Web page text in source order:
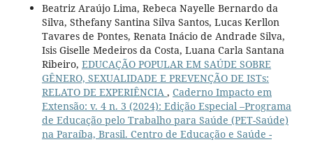
Beatriz Araújo Lima, Rebeca Nayelle Bernardo da
Silva, Sthefany Santina Silva Santos, Lucas Kerllon
Tavares de Pontes, Renata Inácio de Andrade Silva,
Isis Giselle Medeiros da Costa, Luana Carla Santana
Ribeiro, EDUCAÇÃO POPULAR EM SAÚDE SOBRE
GÊNERO, SEXUALIDADE E PREVENÇÃO DE ISTs:
RELATO DE EXPERIÊNCIA , Caderno Impacto em
Extensão: v. 4 n. 3 (2024): Edição Especial –Programa
de Educação pelo Trabalho para Saúde (PET-Saúde)
na Paraíba, Brasil. Centro de Educação e Saúde -